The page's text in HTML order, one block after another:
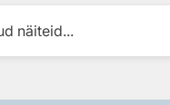
näiteid...